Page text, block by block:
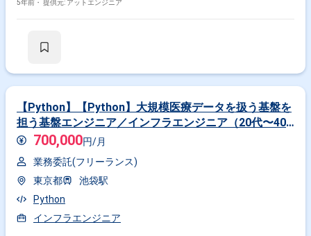
開発工程 基本設計, 詳細設計, 実装, 単体テスト, 結合テスト, システムテス
5年前・ 提供元: アットエンジニア
【Python】【Python】大規模医療データを扱う基盤を
担う基盤エンジニア／インフラエンジニア（20代〜40
代活躍中！・週4日以上稼働可能な方にぴったり！）
700,000円/月
業務委託(フリーランス)
東京都
池袋駅
Python
インフラエンジニア